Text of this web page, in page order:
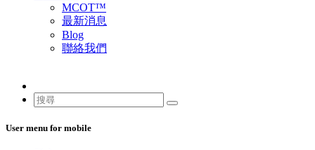
MCOT™
最新消息
Blog
聯絡我們
User menu for mobile